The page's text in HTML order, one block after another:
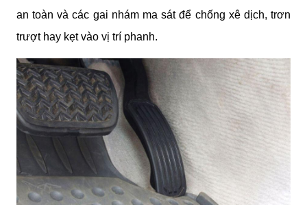
an toàn và các gai nhám ma sát để chống xê dịch, trơn
trượt hay kẹt vào vị trí phanh.